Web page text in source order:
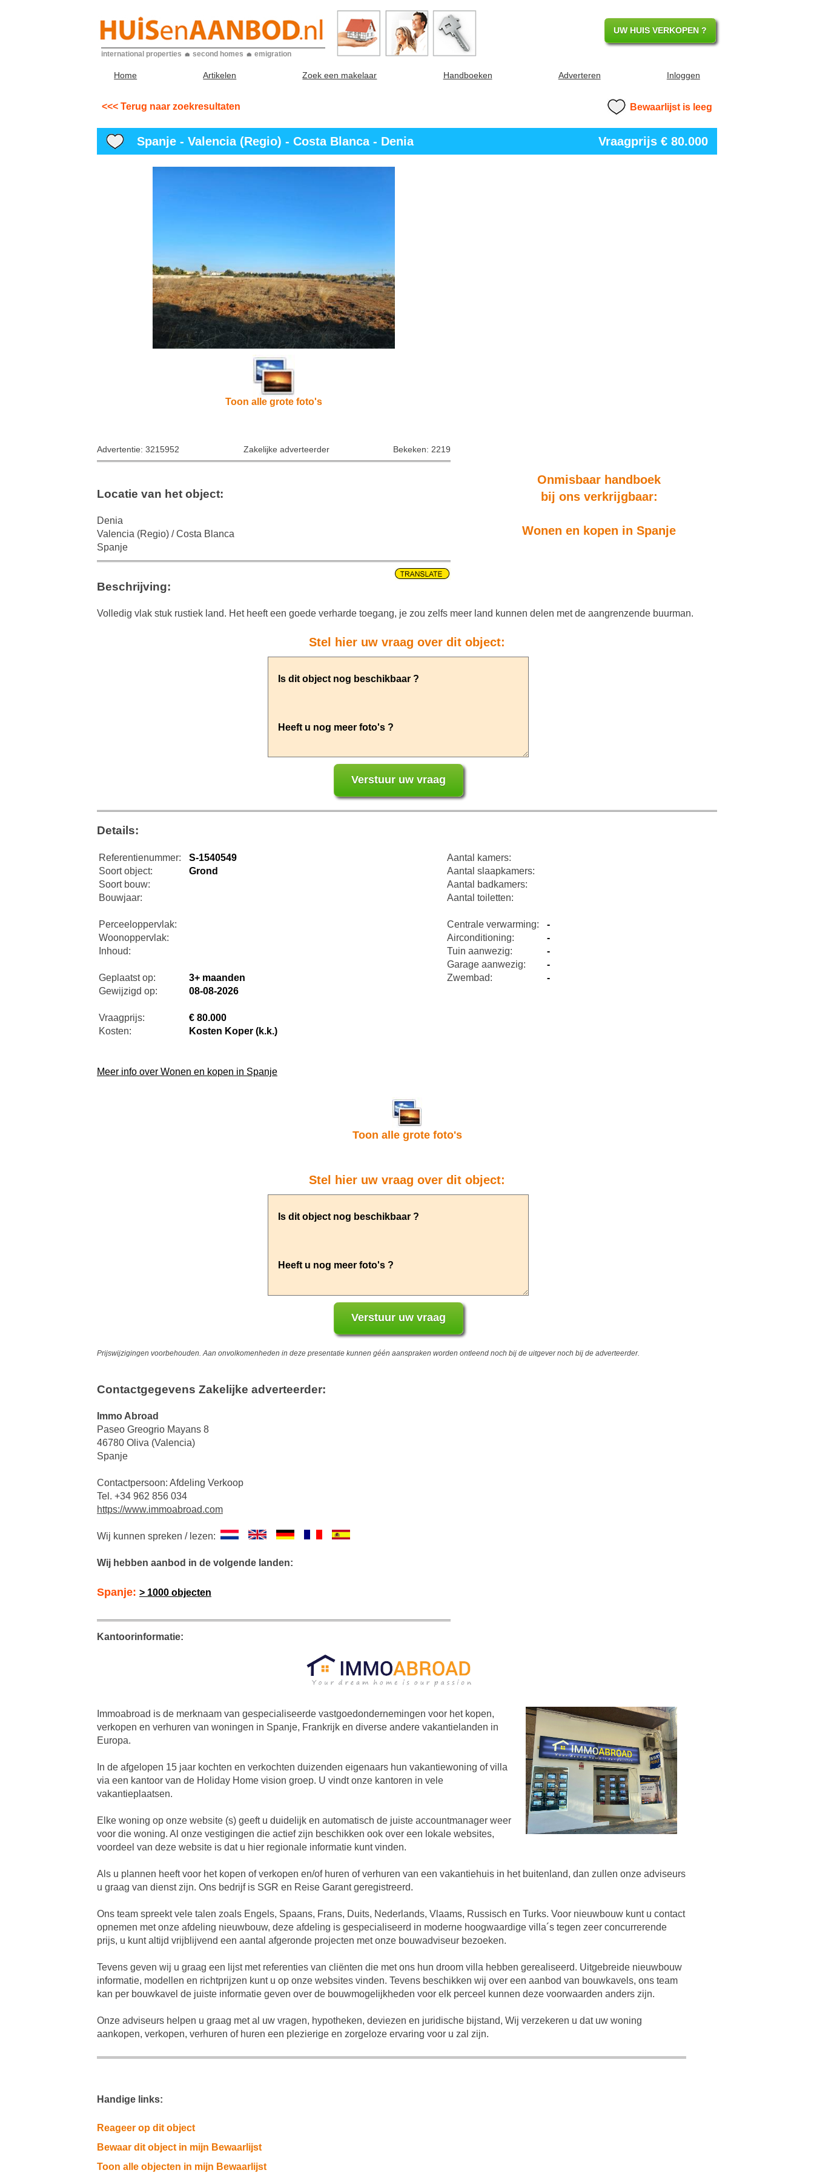
international properties second homes emigration
UW HUIS VERKOPEN ?
Home Artikelen Zoek een makelaar Handboeken Adverteren Inloggen
<<< Terug naar zoekresultaten Bewaarlijst is leeg
Spanje - Valencia (Regio) - Costa Blanca - Denia Vraagprijs € 80.000
Toon alle grote foto's
Advertentie: 3215952 Zakelijke adverteerder Bekeken: 2219
Onmisbaar handboek
bij ons verkrijgbaar:
Wonen en kopen in Spanje
Locatie van het object:
Denia
Valencia (Regio) / Costa Blanca
Spanje
Beschrijving:
Volledig vlak stuk rustiek land. Het heeft een goede verharde toegang, je zou zelfs meer land kunnen delen met de aangrenzende buurman.
Stel hier uw vraag over dit object:
Details:
Referentienummer:
S-1540549
Soort object:
Grond
Soort bouw:
Bouwjaar:
Perceeloppervlak:
Woonoppervlak:
Inhoud:
Geplaatst op:
3+ maanden
Gewijzigd op:
08-08-2026
Vraagprijs:
€ 80.000
Kosten:
Kosten Koper (k.k.)
Aantal kamers:
Aantal slaapkamers:
Aantal badkamers:
Aantal toiletten:
Centrale verwarming:
-
Airconditioning:
-
Tuin aanwezig:
-
Garage aanwezig:
-
Zwembad:
-
Meer info over Wonen en kopen in Spanje
Toon alle grote foto's
Stel hier uw vraag over dit object:
Prijswijzigingen voorbehouden. Aan onvolkomenheden in deze presentatie kunnen géén aanspraken worden ontleend noch bij de uitgever noch bij de adverteerder.
Contactgegevens Zakelijke adverteerder:
Immo Abroad
Paseo Greogrio Mayans 8
46780 Oliva (Valencia)
Spanje
Contactpersoon: Afdeling Verkoop
Tel. +34 962 856 034
https://www.immoabroad.com
Wij kunnen spreken / lezen:
Wij hebben aanbod in de volgende landen:
Spanje: > 1000 objecten
Kantoorinformatie:
Immoabroad is de merknaam van gespecialiseerde vastgoedondernemingen voor het kopen,
verkopen en verhuren van woningen in Spanje, Frankrijk en diverse andere vakantielanden in
Europa.
In de afgelopen 15 jaar kochten en verkochten duizenden eigenaars hun vakantiewoning of villa
via een kantoor van de Holiday Home vision groep. U vindt onze kantoren in vele
vakantieplaatsen.
Elke woning op onze website (s) geeft u duidelijk en automatisch de juiste accountmanager weer
voor die woning. Al onze vestigingen die actief zijn beschikken ook over een lokale websites,
voordeel van deze website is dat u hier regionale informatie kunt vinden.
Als u plannen heeft voor het kopen of verkopen en/of huren of verhuren van een vakantiehuis in het buitenland, dan zullen onze adviseurs
u graag van dienst zijn. Ons bedrijf is SGR en Reise Garant geregistreerd.
Ons team spreekt vele talen zoals Engels, Spaans, Frans, Duits, Nederlands, Vlaams, Russisch en Turks. Voor nieuwbouw kunt u contact
opnemen met onze afdeling nieuwbouw, deze afdeling is gespecialiseerd in moderne hoogwaardige villa´s tegen zeer concurrerende
prijs, u kunt altijd vrijblijvend een aantal afgeronde projecten met onze bouwadviseur bezoeken.
Tevens geven wij u graag een lijst met referenties van cliënten die met ons hun droom villa hebben gerealiseerd. Uitgebreide nieuwbouw
informatie, modellen en richtprijzen kunt u op onze websites vinden. Tevens beschikken wij over een aanbod van bouwkavels, ons team
kan per bouwkavel de juiste informatie geven over de bouwmogelijkheden voor elk perceel kunnen deze voorwaarden anders zijn.
Onze adviseurs helpen u graag met al uw vragen, hypotheken, deviezen en juridische bijstand, Wij verzekeren u dat uw woning
aankopen, verkopen, verhuren of huren een plezierige en zorgeloze ervaring voor u zal zijn.
Handige links:
Reageer op dit object
Bewaar dit object in mijn Bewaarlijst
Toon alle objecten in mijn Bewaarlijst